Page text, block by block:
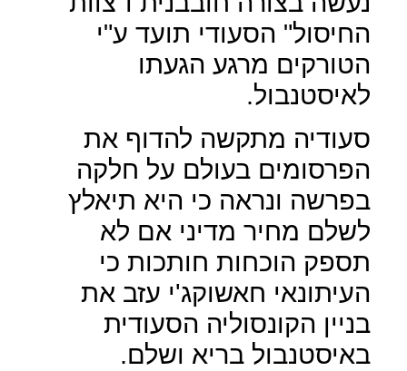
החיסול" הסעודי תועד ע"י
הטורקים מרגע הגעתו
לאיסטנבול.
סעודיה מתקשה להדוף את
הפרסומים בעולם על חלקה
בפרשה ונראה כי היא תיאלץ
לשלם מחיר מדיני אם לא
תספק הוכחות חותכות כי
העיתונאי חאשוקג'י עזב את
בניין הקונסוליה הסעודית
באיסטנבול בריא ושלם.